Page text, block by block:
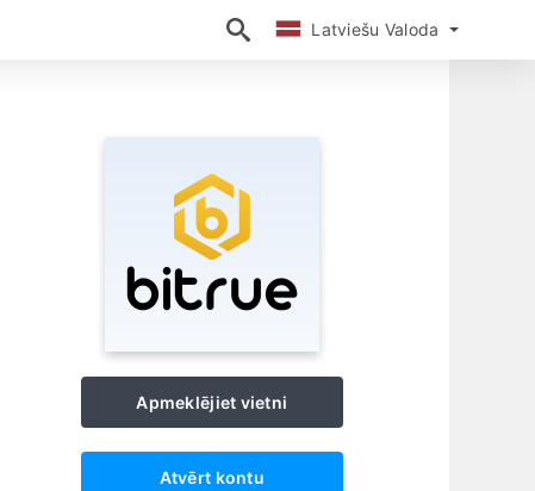
Latviešu Valoda
Latviešu Valoda
Apmeklējiet vietni
Atvērt kontu